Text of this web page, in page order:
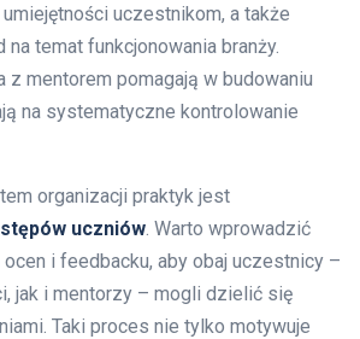
uczestnikom, a także
temat funkcjonowania branży.
z mentorem pomagają w budowaniu
na systematyczne kontrolowanie
organizacji praktyk jest
uczniów . Warto wprowadzić
i feedbacku, aby obaj uczestnicy –
jak i mentorzy – mogli dzielić się
Taki proces nie tylko motywuje